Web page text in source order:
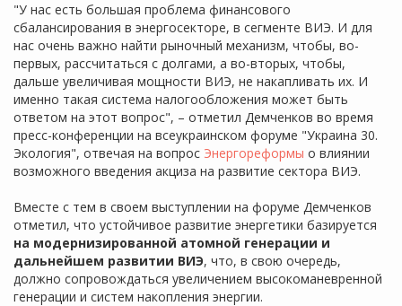
"У нас есть большая проблема финансового
сбалансирования в энергосекторе, в сегменте ВИЭ. И для
нас очень важно найти рыночный механизм, чтобы, во-
первых, рассчитаться с долгами, а во-вторых, чтобы,
дальше увеличивая мощности ВИЭ, не накапливать их. И
именно такая система налогообложения может быть
ответом на этот вопрос", – отметил Демченков во время
пресс-конференции на всеукраинском форуме "Украина 30.
Экология", отвечая на вопрос Энергореформы о влиянии
возможного введения акциза на развитие сектора ВИЭ.
Вместе с тем в своем выступлении на форуме Демченков
отметил, что устойчивое развитие энергетики базируется
на модернизированной атомной генерации и
дальнейшем развитии ВИЭ, что, в свою очередь,
должно сопровождаться увеличением высокоманевренной
генерации и систем накопления энергии.